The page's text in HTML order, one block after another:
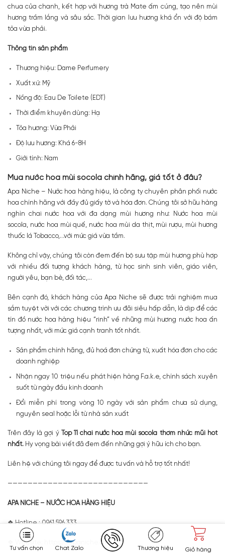
chua của chanh, kết hợp với hương trà Mate ấm cúng, tạo nên mùi
hương trầm lắng và sâu sắc. Thời gian lưu hương khá ổn với độ bám
tỏa vừa phải.
Thông tin sản phẩm
Thương hiệu: Dame Perfumery
Xuất xứ: Mỹ
Nồng độ: Eau De Toilete (EDT)
Thời điểm khuyên dùng: Hạ
Tỏa hương: Vừa Phải
Độ lưu hương: Khá 6-8H
Giới tính: Nam
Mua nước hoa mùi socola chính hãng, giá tốt ở đâu?
Apa Niche – Nước hoa hàng hiệu, là công ty chuyên phân phối nước
hoa chính hãng với đầy đủ giấy tờ và hóa đơn. Chúng tôi sở hữu hàng
nghìn chai nước hoa với đa dạng mùi hương như: Nước hoa mùi
socola, nước hoa mùi quế, nước hoa mùi da thịt, mùi rượu, mùi hương
thuốc lá Tobacco,…với mức giá vừa tầm.
Không chỉ vậy, chúng tôi còn đem đến bộ sưu tập mùi hương phù hợp
với nhiều đối tượng khách hàng, từ học sinh sinh viên, giáo viên,
người yêu, bạn bè, đối tác,…
Bên cạnh đó, khách hàng của Apa Niche sẽ được trải nghiệm mua
sắm tuyệt vời với các chương trình ưu đãi siêu hấp dẫn, là dịp để các
tín đồ nước hoa hàng hiệu “rinh” về những mùi hương nước hoa ấn
tượng nhất, với mức giá cạnh tranh tốt nhất.
Sản phẩm chính hãng, đủ hoá đơn chứng từ, xuất hóa đơn cho các
doanh nghiệp
Nhận ngay 10 triệu nếu phát hiện hàng F.a.k.e, chính sách xuyên
suốt từ ngày đầu kinh doanh
Đổi miễn phí trong vòng 10 ngày với sản phẩm chưa sử dụng,
nguyên seal hoặc lỗi từ nhà sản xuất
Trên đây là gợi ý
Top 11 chai nước hoa mùi socola thơm nhức mũi hot
nhất. Hy vọng bài viết đã đem đến những gợi ý hữu ích cho bạn.
Liên hệ với chúng tôi ngay để được tư vấn và hỗ trợ tốt nhất!
————————————————————————————
APA NICHE – NƯỚC HOA HÀNG HIỆU
❖ Hotline : 0961 596 333
❖ Website: https://apaniche.vn/
Tư vấn chọn
Chat Zalo Thương hiệu Giỏ hàng